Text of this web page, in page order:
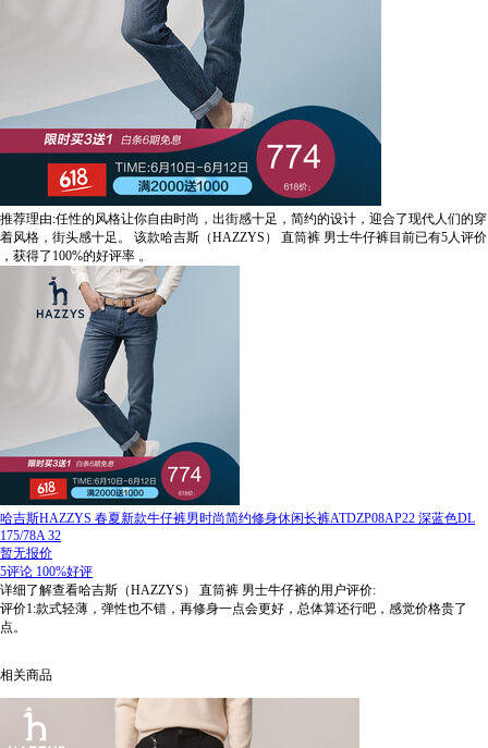
推荐理由:任性的风格让你自由时尚，出街感十足，简约的设计，迎合了现代人们的穿
着风格，街头感十足。
该款哈吉斯（HAZZYS） 直筒裤 男士牛仔裤目前已有5人评价
，获得了100%的好评率 。
哈吉斯HAZZYS 春夏新款牛仔裤男时尚简约修身休闲长裤ATDZP08AP22 深蓝色DL
175/78A 32
暂无报价
5评论 100%好评
详细了解查看哈吉斯（HAZZYS） 直筒裤 男士牛仔裤的用户评价:
评价1:款式轻薄，弹性也不错，再修身一点会更好，总体算还行吧，感觉价格贵了
点。
相关商品